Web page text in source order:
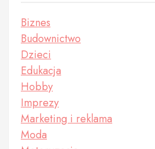
Biznes
Budownictwo
Dzieci
Edukacja
Hobby
Imprezy
Marketing i reklama
Moda